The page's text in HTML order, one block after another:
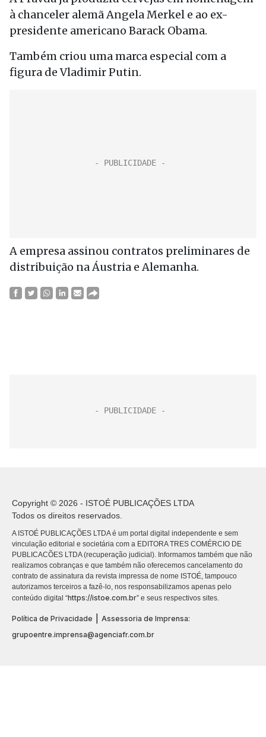
à chanceler alemã Angela Merkel e ao ex-
presidente americano Barack Obama.
Também criou uma marca especial com a
figura de Vladimir Putin.
A empresa assinou contratos preliminares de
distribuição na Áustria e Alemanha.
Copyright © 2026 - ISTOÉ PUBLICAÇÕES LTDA
Todos os direitos reservados.
A ISTOÉ PUBLICAÇÕES LTDA é um portal digital independente e sem
vinculação editorial e societária com a EDITORA TRES COMÉRCIO DE
PUBLICACÕES LTDA (recuperação judicial). Informamos também que não
realizamos cobranças e que também não oferecemos cancelamento do
contrato de assinatura da revista impressa de nome ISTOÉ, tampouco
autorizamos terceiros a fazê-lo, nos responsabilizamos apenas pelo
conteúdo digital “https://istoe.com.br” e seus respectivos sites.
Política de Privacidade
Assessoria de Imprensa:
grupoentre.imprensa@agenciafr.com.br